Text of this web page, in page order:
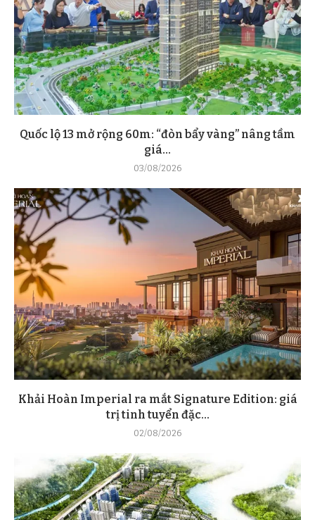
Quốc lộ 13 mở rộng 60m: “đòn bẩy vàng” nâng tầm
giá...
03/08/2026
Khải Hoàn Imperial ra mắt Signature Edition: giá
trị tinh tuyển đặc...
02/08/2026